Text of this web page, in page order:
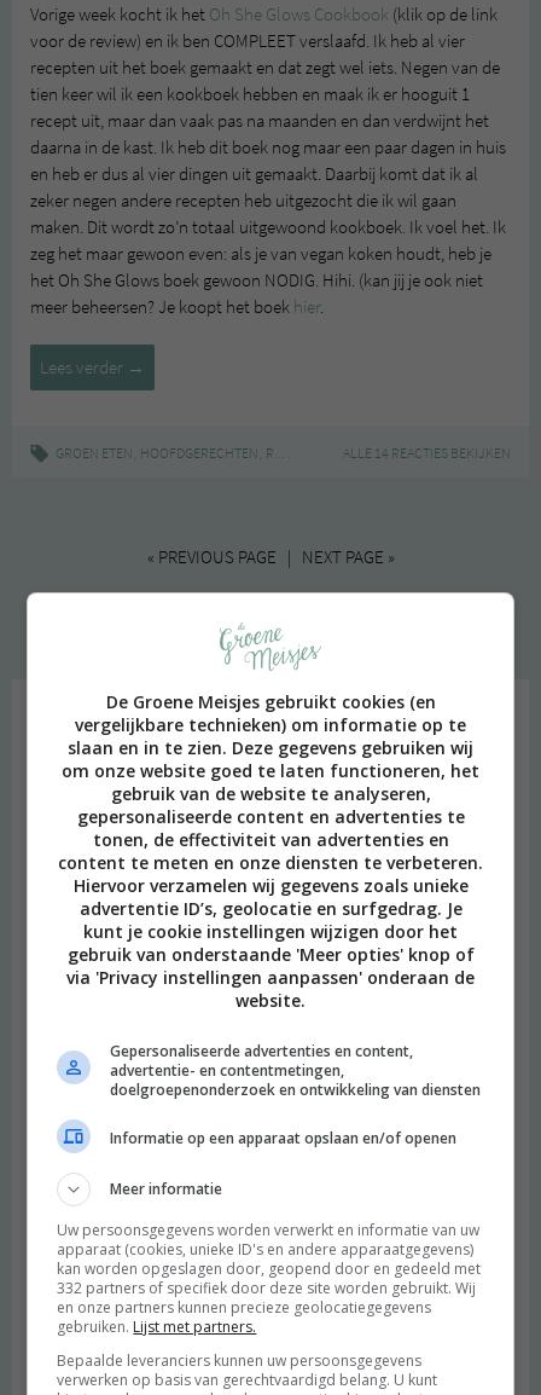
Vorige week kocht ik het Oh She Glows Cookbook (klik op de link
voor de review) en ik ben COMPLEET verslaafd. Ik heb al vier
recepten uit het boek gemaakt en dat zegt wel iets. Negen van de
tien keer wil ik een kookboek hebben en maak ik er hooguit 1
recept uit, maar dan vaak pas na maanden en dan verdwijnt het
daarna in de kast. Ik heb dit boek nog maar een paar dagen in huis
en heb er dus al vier dingen uit gemaakt. Daarbij komt dat ik al
zeker negen andere recepten heb uitgezocht die ik wil gaan
maken. Dit wordt zo’n totaal uitgewoond kookboek. Ik voel het. Ik
zeg het maar gewoon even: als je van vegan koken houdt, heb je
het Oh She Glows boek gewoon NODIG. Hihi. (kan jij je ook niet
meer beheersen? Je koopt het boek hier.
Lees verder Groen
in
seizoen:
→
GROEN ETEN, HOOFDGERECHTEN, RECEPT GROEN IN HET SEIZOEN,OH SHE
ALLE 14 REACTIES BEKIJKEN
« PREVIOUS PAGE | NEXT PAGE »
beeld: Ari Versluis
De Groene Meisjes gebruikt cookies (en
vergelijkbare technieken) om informatie op te
slaan en in te zien. Deze gegevens gebruiken wij
om onze website goed te laten functioneren, het
gebruik van de website te analyseren,
gepersonaliseerde content en advertenties te
tonen, de effectiviteit van advertenties en
content te meten en onze diensten te verbeteren.
Hiervoor verzamelen wij gegevens zoals unieke
advertentie ID’s, geolocatie en surfgedrag. Je
kunt je cookie instellingen wijzigen door het
gebruik van onderstaande 'Meer opties' knop of
via 'Privacy instellingen aanpassen' onderaan de
website.
Gepersonaliseerde advertenties en content,
advertentie- en contentmetingen,
doelgroepenonderzoek en ontwikkeling van diensten
Informatie op een apparaat opslaan en/of openen
Meer informatie
Uw persoonsgegevens worden verwerkt en informatie van uw
apparaat (cookies, unieke ID's en andere apparaatgegevens)
kan worden opgeslagen door, geopend door en gedeeld met
332 partners of specifiek door deze site worden gebruikt. Wij
en onze partners kunnen precieze geolocatiegegevens
gebruiken. Lijst met partners.
Bepaalde leveranciers kunnen uw persoonsgegevens
verwerken op basis van gerechtvaardigd belang. U kunt